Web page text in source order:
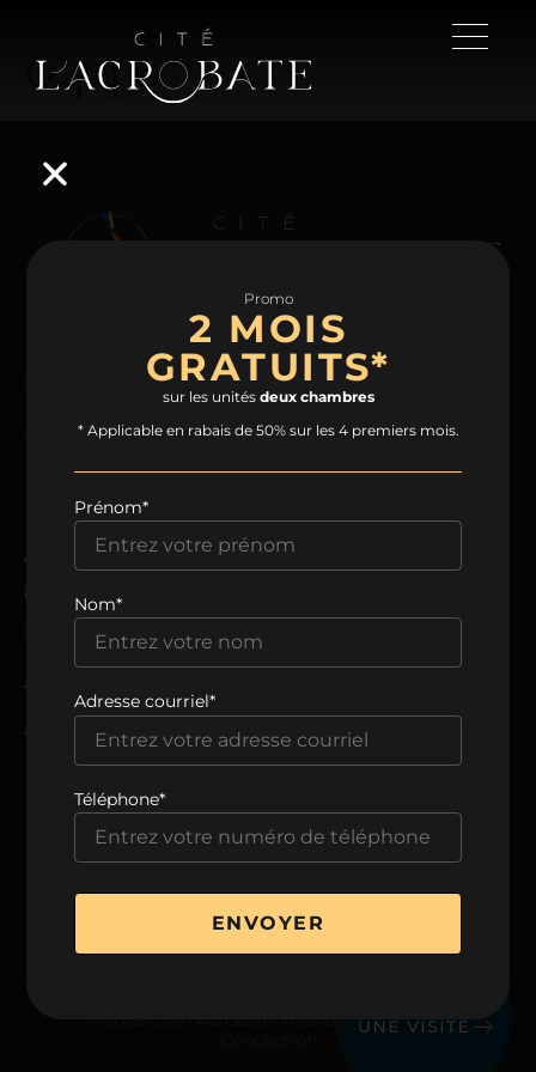
0446
NAVIGATION
Accueil
Projet Condos Plans
ADRESSE
8205, avenue du Cirque,
Montréal, QC H1Z 0B5
TÉLÉPHONE
438 806-0999
© 2026 Cité l’Acrobate. Tous droits réservés.
Promo
2 MOIS
GRATUITS*
sur les unités deux chambres
* Applicable en rabais de 50% sur les 4 premiers mois.
Prénom*
Nom*
Adresse courriel*
Téléphone*
ENVOYER